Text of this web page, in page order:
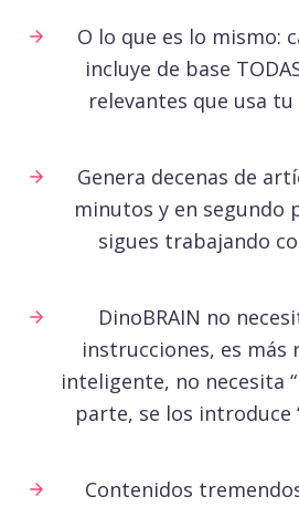
O lo que es lo mismo:
incluye de base
relevantes que usa
Genera decenas de
minutos y en segundo
sigues trabajando
DinoBRAIN no
instrucciones, es más
inteligente, no necesita
parte, se los introduce
Contenidos